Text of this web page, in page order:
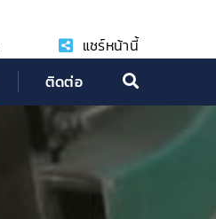
แชร์หน้านี้
ติดต่อ